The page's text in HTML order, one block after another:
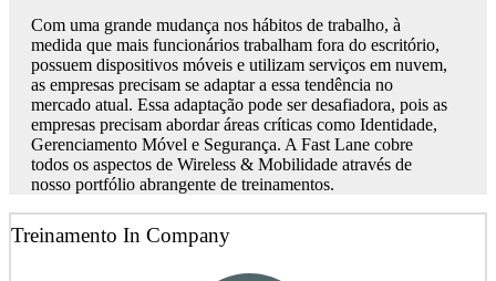
Com uma grande mudança nos hábitos de trabalho, à
medida que mais funcionários trabalham fora do escritório,
possuem dispositivos móveis e utilizam serviços em nuvem,
as empresas precisam se adaptar a essa tendência no
mercado atual. Essa adaptação pode ser desafiadora, pois as
empresas precisam abordar áreas críticas como Identidade,
Gerenciamento Móvel e Segurança. A Fast Lane cobre
todos os aspectos de Wireless & Mobilidade através de
nosso portfólio abrangente de treinamentos.
Treinamento In Company